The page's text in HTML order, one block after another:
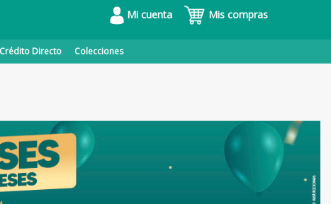
Mi cuenta Mis compras
Crédito Directo Colecciones